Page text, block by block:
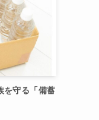
を守る「備蓄